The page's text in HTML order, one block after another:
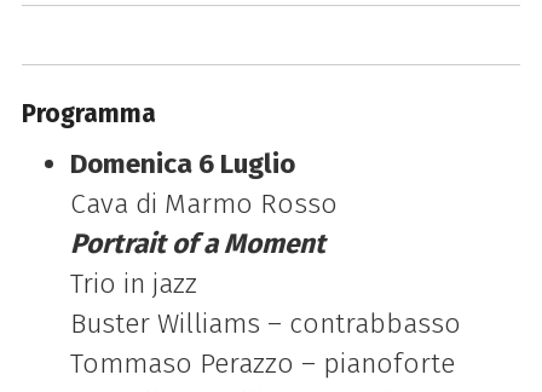
Programma
Domenica 6 Luglio
Cava di Marmo Rosso
Portrait of a Moment
Trio in jazz
Buster Williams – contrabbasso
Tommaso Perazzo – pianoforte